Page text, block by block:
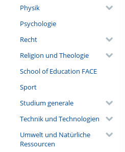
Physik
Psychologie
Recht
Religion und Theologie
School of Education FACE
Sport
Studium generale
Technik und Technologien
Umwelt und Natürliche
Ressourcen